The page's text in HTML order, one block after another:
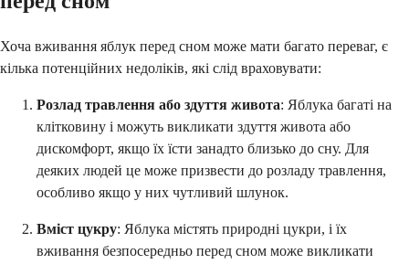
Хоча вживання яблук перед сном може мати багато переваг, є
кілька потенційних недоліків, які слід враховувати:
Розлад травлення або здуття живота: Яблука багаті на
клітковину і можуть викликати здуття живота або
дискомфорт, якщо їх їсти занадто близько до сну. Для
деяких людей це може призвести до розладу травлення,
особливо якщо у них чутливий шлунок.
Вміст цукру: Яблука містять природні цукри, і їх
вживання безпосередньо перед сном може викликати